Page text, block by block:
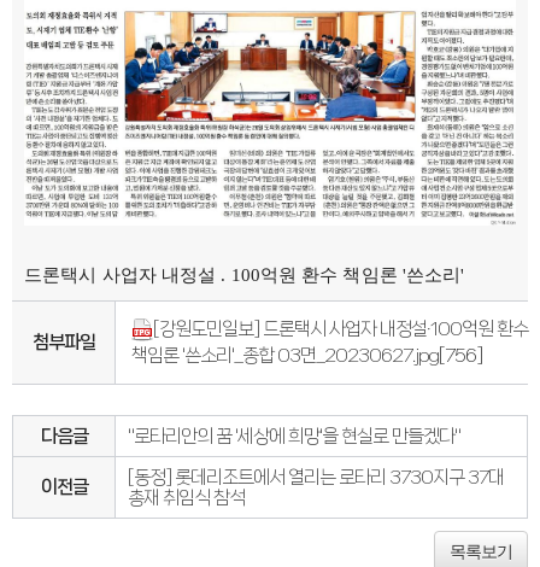
드론택시 사업자 내정설 . 100억원 환수 책임론 '쓴소리'
첨부파일
[강원도민일보] 드론택시 사업자 내정설·100억원 환수
책임론 '쓴소리'_종합 03면_20230627.jpg [756]
다음글 "로타리안의 꿈 '세상에 희망'을 현실로 만들겠다"
이전글
[동정] 롯데리조트에서 열리는 로타리 3730지구 37대
총재 취임식 참석
목록보기